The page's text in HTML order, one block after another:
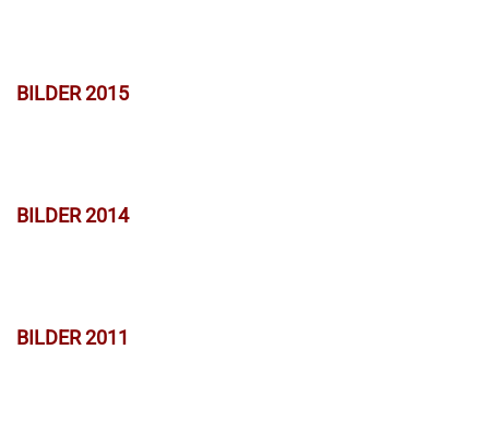
BILDER 2015
BILDER 2014
BILDER 2011